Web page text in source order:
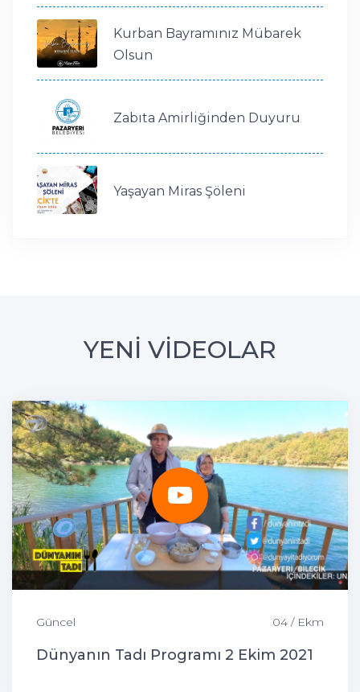
Kurban Bayramınız Mübarek
Olsun
Zabıta Amirliğinden Duyuru
Yaşayan Miras Şöleni
YENİ VİDEOLAR
Güncel 04 / Ekm
Dünyanın Tadı Programı 2 Ekim 2021